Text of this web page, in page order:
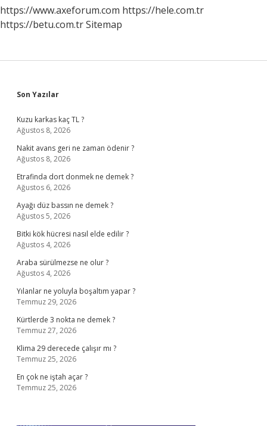
https://www.axeforum.com https://hele.com.tr
https://betu.com.trSitemap
Sidebar
Son Yazılar
Kuzu karkas kaç TL ?
Ağustos 8, 2026
Nakit avans geri ne zaman ödenir ?
Ağustos 8, 2026
Etrafinda dort donmek ne demek ?
Ağustos 6, 2026
Ayağı düz bassın ne demek ?
Ağustos 5, 2026
Bitki kök hücresi nasıl elde edilir ?
Ağustos 4, 2026
Araba sürülmezse ne olur ?
Ağustos 4, 2026
Yılanlar ne yoluyla boşaltım yapar ?
Temmuz 29, 2026
Kürtlerde 3 nokta ne demek ?
Temmuz 27, 2026
Klima 29 derecede çalışır mı ?
Temmuz 25, 2026
En çok ne iştah açar ?
Temmuz 25, 2026